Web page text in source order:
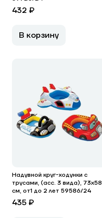
432 ₽
В корзину
Надувной круг-ходунки с
трусами, (асс. 3 вида), 73х58
см, от1 до 2 лет 59586/24
435 ₽